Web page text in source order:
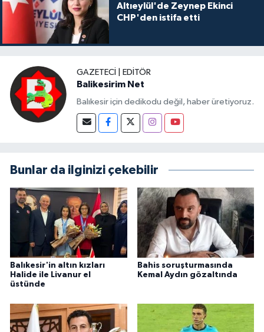
Altıeylül'de Zeynep Ekinci
CHP'den istifa etti
GAZETECI | EDITÖR
Balikesirim Net
Balıkesir için dedikodu değil, haber üretiyoruz.
Bunlar da ilginizi çekebilir
Balıkesir'in altın kızları
Halide ile Livanur el
üstünde
Bahis soruşturmasında
Kemal Aydın gözaltında